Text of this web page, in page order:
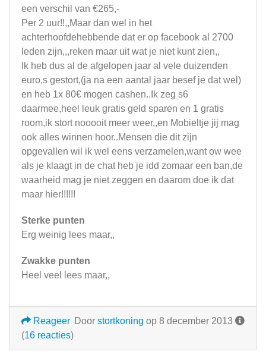
een verschil van €265,-
Per 2 uur!!,,Maar dan wel in het
achterhoofdehebbende dat er op facebook al 2700
leden zijn,,,reken maar uit wat je niet kunt zien,,
Ik heb dus al de afgelopen jaar al vele duizenden
euro,s gestort,(ja na een aantal jaar besef je dat wel)
en heb 1x 80€ mogen cashen..Ik zeg s6
daarmee,heel leuk gratis geld sparen en 1 gratis
room,ik stort nooooit meer weer,,en Mobieltje jij mag
ook alles winnen hoor..Mensen die dit zijn
opgevallen wil ik wel eens verzamelen,want ow wee
als je klaagt in de chat heb je idd zomaar een ban,de
waarheid mag je niet zeggen en daarom doe ik dat
maar hier!!!!!!
Sterke punten
Erg weinig lees maar,,
Zwakke punten
Heel veel lees maar,,
Door stortkoning op 8 december 2013
Reageer
(16 reacties)